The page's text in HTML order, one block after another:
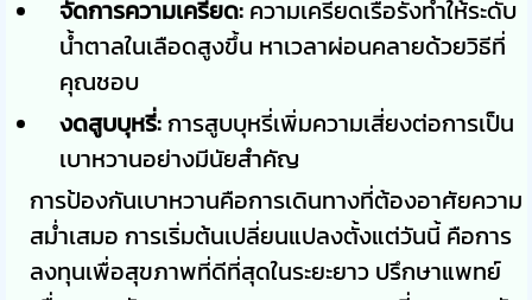
จัดการความเครียด: ความเครียดเรื้อรังทำให้ระดับ
น้ำตาลในเลือดสูงขึ้น หาเวลาผ่อนคลายด้วยวิธีที่
คุณชอบ
งดสูบบุหรี่:การสูบบุหรี่เพิ่มความเสี่ยงต่อการเป็น
เบาหวานอย่างมีนัยสำคัญ
การป้องกันเบาหวานคือการเดินทางที่ต้องอาศัยความ
สม่ำเสมอ การเริ่มต้นเปลี่ยนแปลงตั้งแต่วันนี้ คือการ
ลงทุนเพื่อสุขภาพที่ดีที่สุดในระยะยาว ปรึกษาแพทย์